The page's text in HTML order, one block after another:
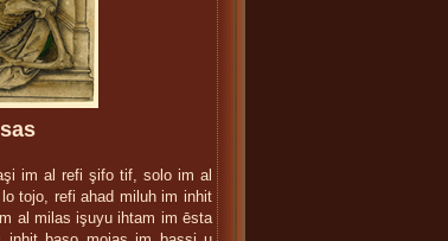
im al refi şifo tif, solo im al
tojo, refi ahad miluh im inhit
al milas işuyu ihtam im ēsta